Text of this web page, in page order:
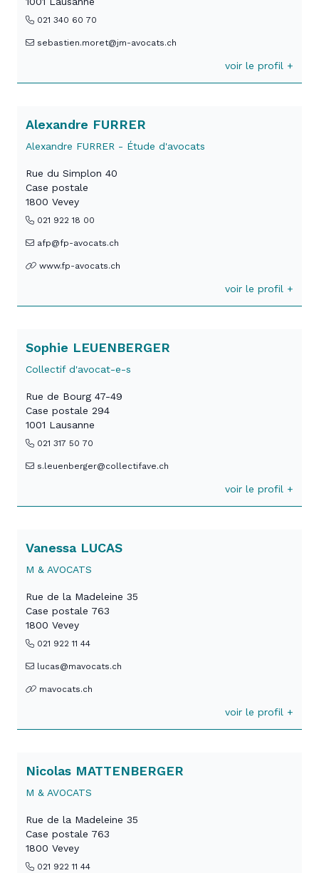
021 340 60 70
sebastien.moret@jm-avocats.ch
voir le profil +
Alexandre FURRER
Alexandre FURRER - Étude d'avocats
Rue du Simplon 40
Case postale
1800 Vevey
021 922 18 00
afp@fp-avocats.ch
www.fp-avocats.ch
voir le profil +
Sophie LEUENBERGER
Collectif d'avocat-e-s
Rue de Bourg 47-49
Case postale 294
1001 Lausanne
021 317 50 70
s.leuenberger@collectifave.ch
voir le profil +
Vanessa LUCAS
M & AVOCATS
Rue de la Madeleine 35
Case postale 763
1800 Vevey
021 922 11 44
lucas@mavocats.ch
mavocats.ch
voir le profil +
Nicolas MATTENBERGER
M & AVOCATS
Rue de la Madeleine 35
Case postale 763
1800 Vevey
021 922 11 44